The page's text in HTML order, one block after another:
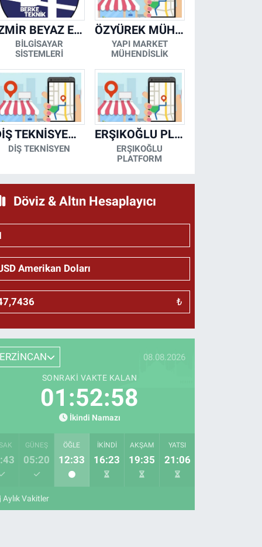
İZMİR BEYAZ EŞYA KLİMA KOMBİ SERVİSİ
BİLGİSAYAR
SİSTEMLERİ
ÖZYÜREK MÜHENDİSLİK
YAPI MARKET
MÜHENDİSLİK
DİŞ TEKNİSYENİ- MESUT KORKMAZ
DİŞ TEKNİSYEN
ERŞIKOĞLU PLATFORM
ERŞIKOĞLU
PLATFORM
Döviz & Altın Hesaplayıcı
₺
ERZİNCAN 08.08.2026
SONRAKI VAKTE KALAN
01:52:57
İkindi Namazı
GÜNEŞ
05:20
ÖĞLE
12:33
İKINDI
16:23
AKŞAM
19:35
YATSI
21:06
Aylık Vakitler